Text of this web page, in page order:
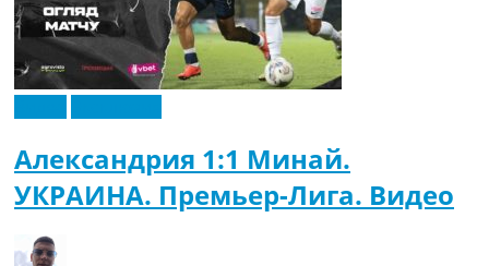
Александрия 1:1 Минай.
УКРАИНА. Премьер-Лига. Видео